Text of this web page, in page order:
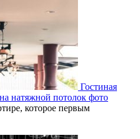
Гостиная
натяжной потолок фото
которое первым